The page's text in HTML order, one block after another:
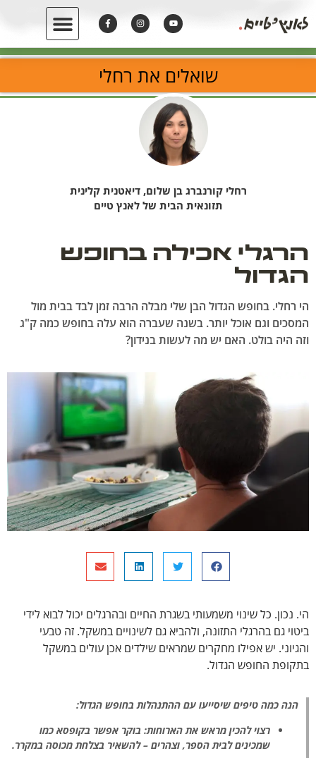
שואלים את רחלי
רחלי קורנברג בן שלום, דיאטנית קלינית
תזונאית הבית של לאנץ טיים
הרגלי אכילה בחופש
הגדול
הי רחלי. בחופש הגדול הבן שלי מבלה הרבה זמן לבד בבית מול
המסכים וגם אוכל יותר. בשנה שעברה הוא עלה בחופש כמה ק"ג
וזה היה בולט. האם יש מה לעשות בנידון?
הי. נכון. כל שינוי משמעותי בשגרת החיים ובהרגלים יכול לבוא לידי
ביטוי גם בהרגלי התזונה, ולהביא גם לשינויים במשקל. זה טבעי
והגיוני. יש אפילו מחקרים שמראים שילדים אכן עולים במשקל
בתקופת החופש הגדול.
הנה כמה טיפים שיסייעו עם ההתנהלות בחופש הגדול:
רצוי להכין מראש את הארוחות: בוקר אפשר בקופסא כמו
שמכינים לבית הספר, וצהרים – להשאיר בצלחת מכוסה במקרר.